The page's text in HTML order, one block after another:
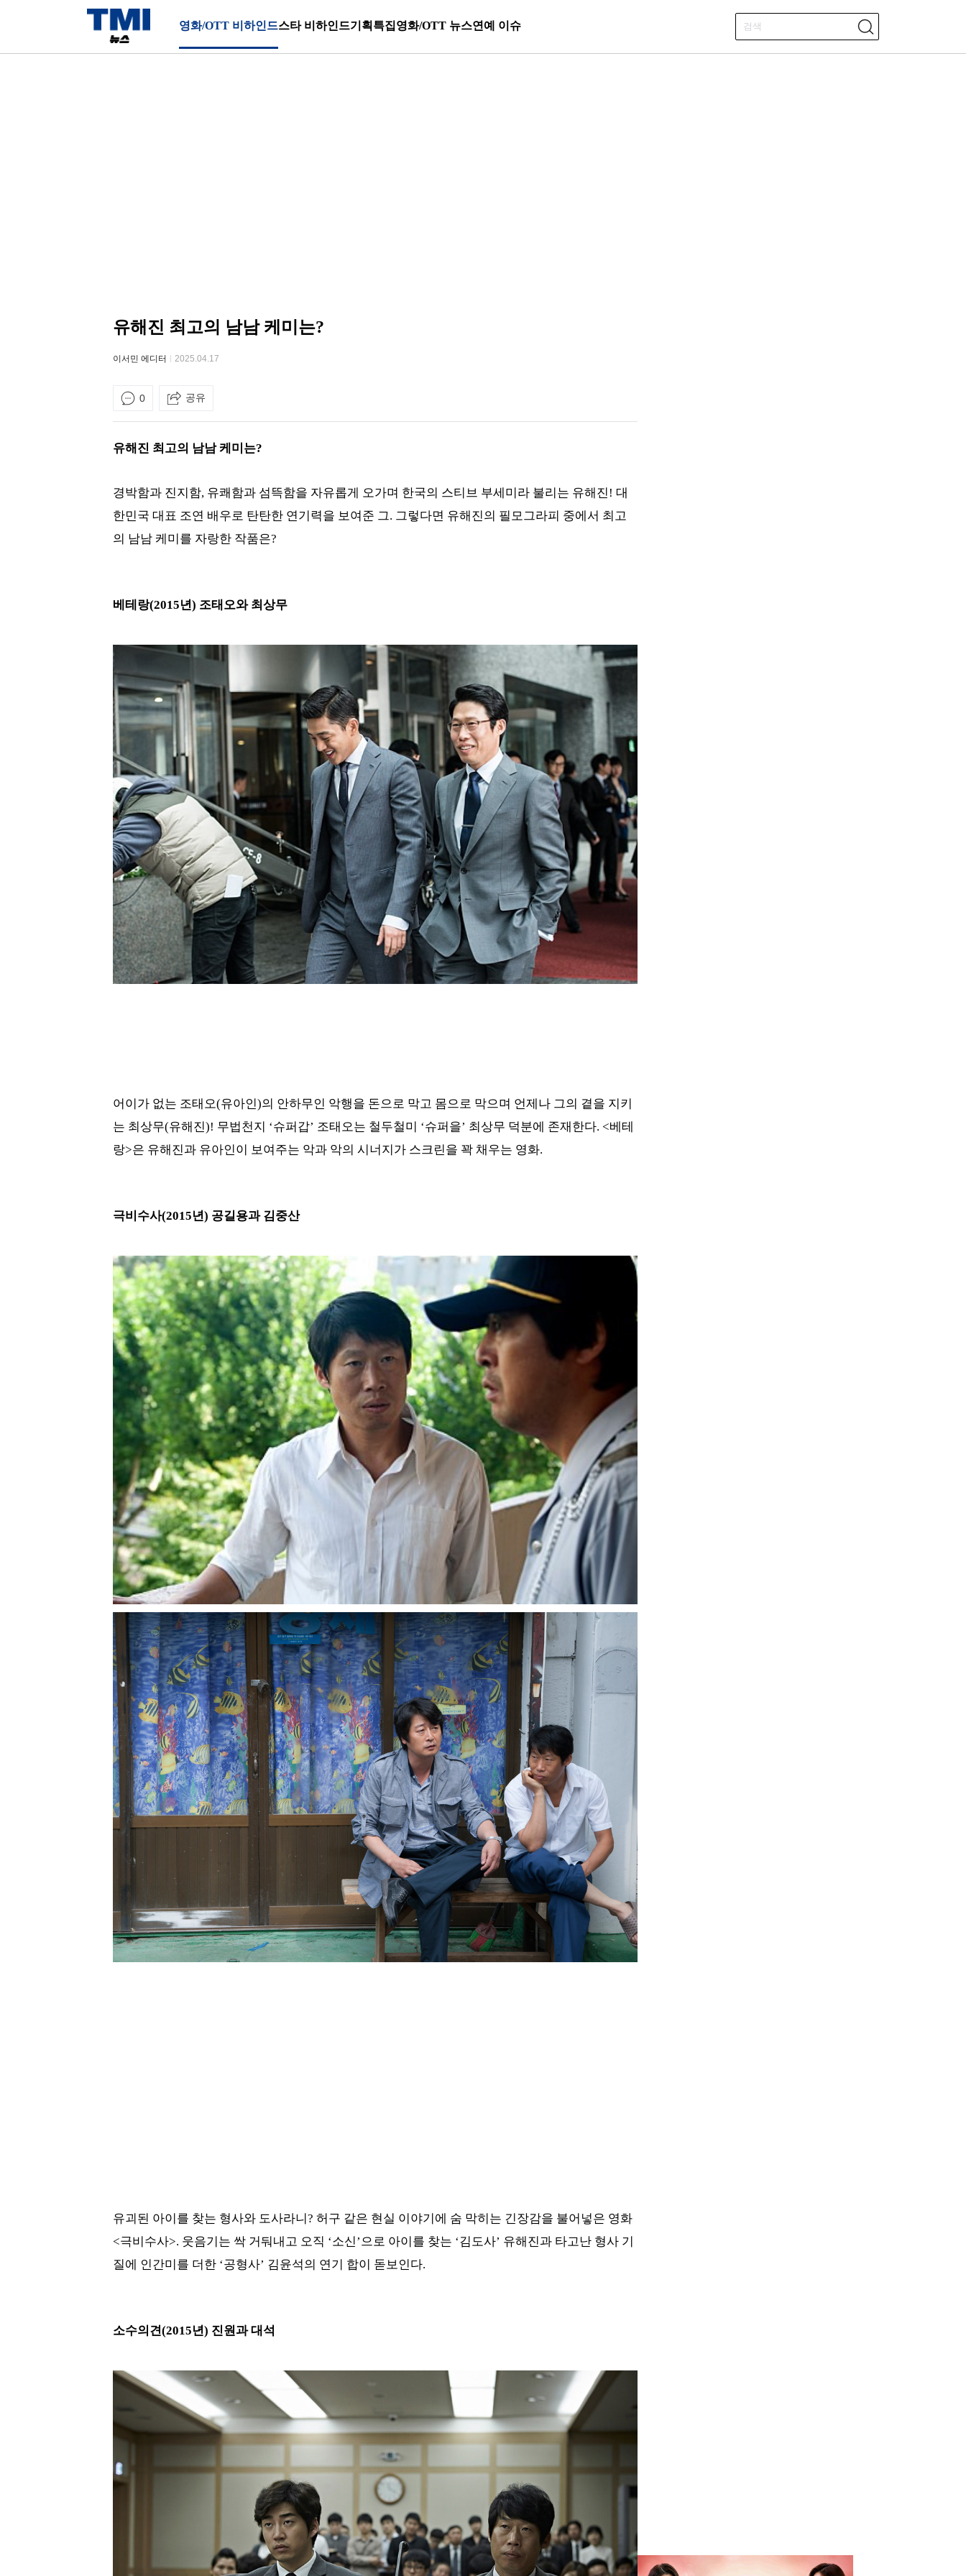
영화/OTT 비하인드스타 비하인드기획특집영화/OTT 뉴스연예 이슈
유해진 최고의 남남 케미는?
이서민 에디터 2025.04.17
0 공유
유해진 최고의 남남 케미는?
경박함과 진지함, 유쾌함과 섬뜩함을 자유롭게 오가며 한국의 스티브 부세미라 불리는 유해진! 대
한민국 대표 조연 배우로 탄탄한 연기력을 보여준 그. 그렇다면 유해진의 필모그라피 중에서 최고
의 남남 케미를 자랑한 작품은?
베테랑(2015년) 조태오와 최상무
어이가 없는 조태오(유아인)의 안하무인 악행을 돈으로 막고 몸으로 막으며 언제나 그의 곁을 지키
는 최상무(유해진)! 무법천지 ‘슈퍼갑’ 조태오는 철두철미 ‘슈퍼을’ 최상무 덕분에 존재한다. <베테
랑>은 유해진과 유아인이 보여주는 악과 악의 시너지가 스크린을 꽉 채우는 영화.
극비수사(2015년) 공길용과 김중산
유괴된 아이를 찾는 형사와 도사라니? 허구 같은 현실 이야기에 숨 막히는 긴장감을 불어넣은 영화
<극비수사>. 웃음기는 싹 거둬내고 오직 ‘소신’으로 아이를 찾는 ‘김도사’ 유해진과 타고난 형사 기
질에 인간미를 더한 ‘공형사’ 김윤석의 연기 합이 돋보인다.
소수의견(2015년) 진원과 대석